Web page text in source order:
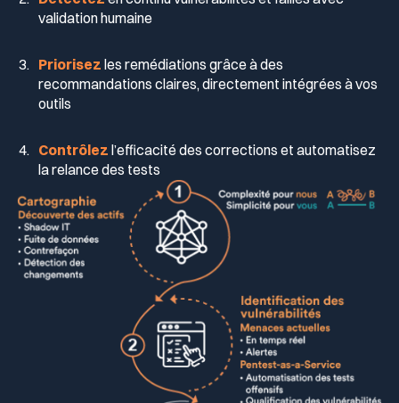
validation humaine
Priorisez les remédiations grâce à des
recommandations claires, directement intégrées à vos
outils
Contrôlez l’efficacité des corrections et automatisez
la relance des tests